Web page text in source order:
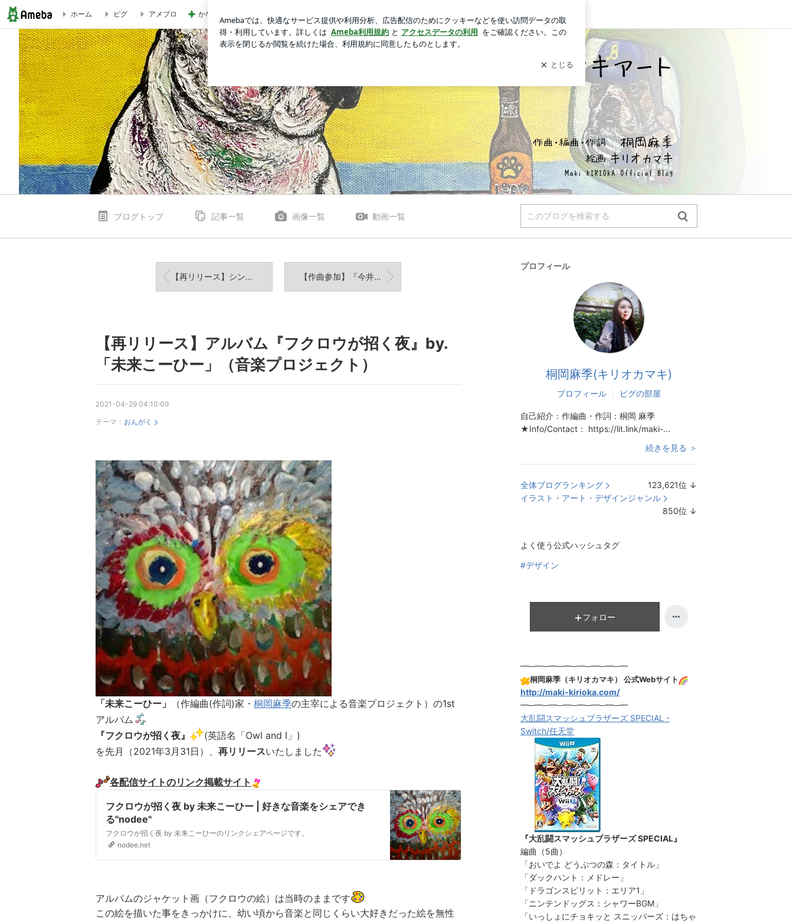
【再リリース】アルバム『フクロウが招く夜』by.「未来こーひー」（音楽プロジェクト） | ホっとひといきマキアート
ホーム ピグ アメブロ かなりびっくりした1500円のガチャ ログイン
ブログトップ 記事一覧 画像一覧 動画一覧
【再リリース】シングル『ネコネコソング』by.桐岡麻季 【作曲参加】『今井麻美 Winter Live Flow of time』DVD&Blu-ray
【再リリース】アルバム『フクロウが招く夜』by.
「未来こーひー」（音楽プロジェクト）
2021-04-29 04:10:09
テーマ： おんがく
「未来こーひー」 （作編曲(作詞)家・ 桐岡麻季の主宰による音楽プロジェクト）の1st
アルバム
『フクロウが招く夜』
(英語名「Owl and I」)
を先月（2021年3月31日）、 再リリースいたしました
各配信サイトのリンク掲載サイト
フクロウが招く夜 by 未来こーひー | 好きな音楽をシェアでき
る"nodee"
フクロウが招く夜 by 未来こーひーのリンクシェアページです。
nodee.net
アルバムのジャケット画（フクロウの絵）は当時のままです
この絵を描いた事をきっかけに、幼い頃から音楽と同じくらい大好きだった絵を無性
プロフィール
桐岡麻季(キリオカマキ)
プロフィール ピグの部屋
自己紹介： 作編曲・作詞：桐岡 麻季
★Info/Contact： https://lit.link/maki-...
続きを見る ＞
全体ブログランキング 123,621位 ↓
イラスト・アート・デザインジャンル
850位 ↓
よく使う公式ハッシュタグ
#デザイン
フォロー
━─━─━─━─━─━─━─━
桐岡麻季（キリオカマキ） 公式Webサイト
http://maki-kirioka.com/
━─━─━─━─━─━─━─━
大乱闘スマッシュブラザーズ SPECIAL -
Switch/任天堂
『大乱闘スマッシュブラザーズ SPECIAL』
編曲（5曲）
「おいでよ どうぶつの森：タイトル」
「ダックハント：メドレー」
「ドラゴンスピリット：エリア1」
「ニンテンドッグス：シャワーBGM」
「いっしょにチョキッと スニッパーズ：はちゃ